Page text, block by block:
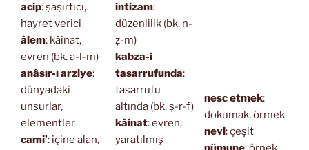
acip: şaşırtıcı,
hayret verici
âlem: kâinat,
evren (bk. a-l-m)
anâsır-ı arziye:
dünyadaki
unsurlar,
elementler
cami’: içine alan,
intizam:
düzenlilik (bk. n-
ẓ-m)
kabza-i
tasarrufunda:
tasarrufu
altında (bk. ṣ-r-f)
kâinat: evren,
yaratılmış
nesc etmek:
dokumak, örmek
nevi: çeşit